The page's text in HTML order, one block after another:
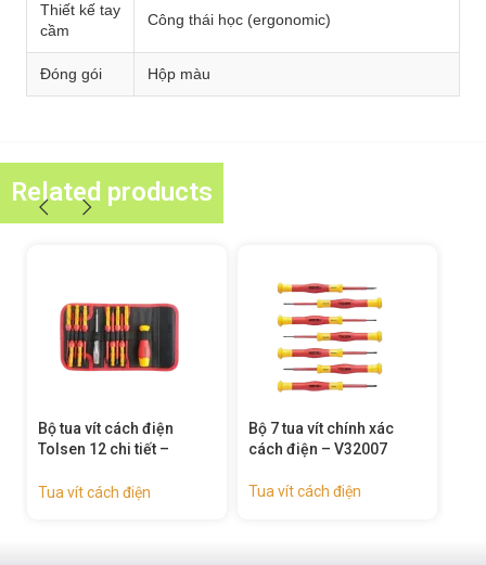
Thiết kế tay
cầm
Công thái học (ergonomic)
Đóng gói Hộp màu
Related products
Bộ tua vít cách điện
Tolsen 12 chi tiết –
Tua vít cách điện
Bộ 7 tua vít chính xác
cách điện – V32007
Tua vít cách điện